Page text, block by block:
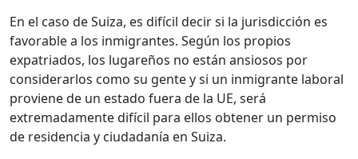
En el caso de Suiza, es difícil decir si la jurisdicción es
favorable a los inmigrantes. Según los propios
expatriados, los lugareños no están ansiosos por
considerarlos como su gente y si un inmigrante laboral
proviene de un estado fuera de la UE, será
extremadamente difícil para ellos obtener un permiso
de residencia y ciudadanía en Suiza.